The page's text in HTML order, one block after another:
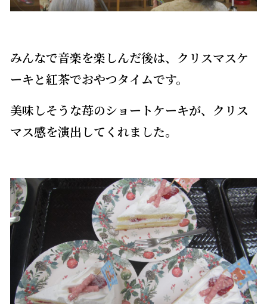
みんなで音楽を楽しんだ後は、クリスマスケ
ーキと紅茶でおやつタイムです。
美味しそうな苺のショートケーキが、クリス
マス感を演出してくれました。